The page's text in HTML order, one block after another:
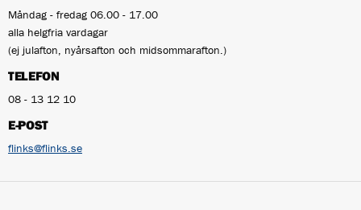
Måndag - fredag 06.00 - 17.00
alla helgfria vardagar
(ej julafton, nyårsafton och midsommarafton.)
TELEFON
08 - 13 12 10
E-POST
flinks@flinks.se